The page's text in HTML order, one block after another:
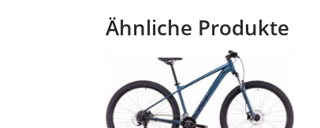
Ähnliche Produkte